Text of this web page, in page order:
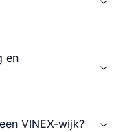
en
VINEX-wijk?